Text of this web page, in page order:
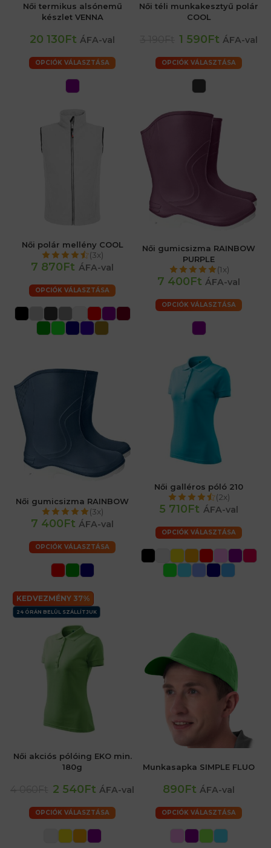
Női termikus alsónemű
készlet VENNA
20 130Ft ÁFA-val
OPCIÓK VÁLASZTÁSA
Női téli munkakesztyű polár
COOL
1 590Ft ÁFA-val
OPCIÓK VÁLASZTÁSA
Női polár mellény COOL
(3x)
7 870Ft ÁFA-val
OPCIÓK VÁLASZTÁSA
Női gumicsizma RAINBOW
PURPLE
(1x)
7 400Ft ÁFA-val
OPCIÓK VÁLASZTÁSA
Női gumicsizma RAINBOW
(3x)
7 400Ft ÁFA-val
OPCIÓK VÁLASZTÁSA
Női galléros póló 210
(2x)
5 710Ft ÁFA-val
OPCIÓK VÁLASZTÁSA
KEDVEZMÉNY 37%
24 ÓRÁN BELÜL SZÁLLÍTJUK
Női akciós pólóing EKO min.
180g
2 540Ft ÁFA-val
OPCIÓK VÁLASZTÁSA
Munkasapka SIMPLE FLUO
890Ft ÁFA-val
OPCIÓK VÁLASZTÁSA